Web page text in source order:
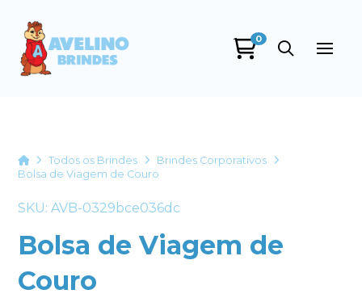
0
HomeTodos os Brindes
Brindes Corporativos
Bolsa de Viagem de Couro
SKU: AVB-0329bce036dc
Bolsa de Viagem de
Couro
+55